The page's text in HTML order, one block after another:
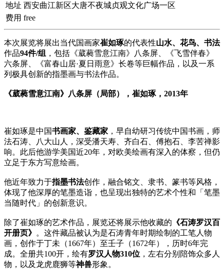
地址 西安曲江新区大唐不夜城贞观文化广场一区
费用 free
本次展览将展出当代国画家崔如琢的代表性山水、花鸟、书法
作品94件/组 ，包括《葳蕤雪意江南》八条屏、《飞雪伴春》
六条屏、《富春山居·夏日雨意》长卷等巨幅作品，以及一系
列极具创新的指墨画与书法作品。
《葳蕤雪意江南》八条屏（局部），崔如琢，2013年
崔如琢是中国书画家、鉴藏家 ，早自幼研习传统中国书画，师
法石涛、八大山人，深受潘天寿、齐白石、傅抱石、李苦禅影
响。此后他游学美国近20年，对欧美绘画有深入的体察，但仍
立足于东方写意绘画。
他近年致力于指墨书法创作，融合铭文、隶书、篆书等风格，
体现了他深厚的笔墨造诣，也呈现出独特的艺术个性和「笔墨
当随时代」的创新意识。
除了崔如琢的艺术作品，展览还将展示他收藏的 《石涛罗汉百
开册页》 。这件藏品被认为是石涛青年时期绘制的工笔人物
画，创作于丁未（1667年）至壬子（1672年），历时6年完
成。全册共100开，绘有罗汉人物310位 ，左右分别陪饰众多人
物，以及龙虎鹿狮等神兽形象。